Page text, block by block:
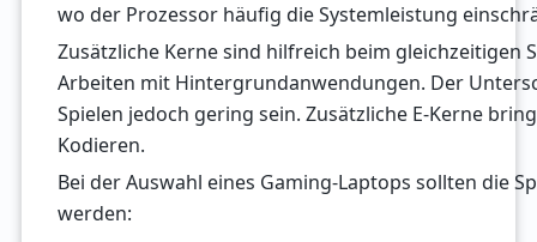
wo der Prozessor häufig die Systemleistung
Zusätzliche Kerne sind hilfreich beim gleichzeitigen
Arbeiten mit Hintergrundanwendungen. Der
Spielen jedoch gering sein. Zusätzliche E-Kerne
Kodieren.
Bei der Auswahl eines Gaming-Laptops sollten die
werden: